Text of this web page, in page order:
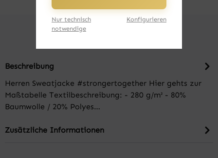
Beschreibung
Herren Sweatjacke #strongertogether Hier gehts zur
Maßtabelle Textilbeschreibung: - 280 g/m² - 80%
Baumwolle / 20% Polyes…
Zusätzliche Informationen
Nur technisch
notwendige
Konfigurieren